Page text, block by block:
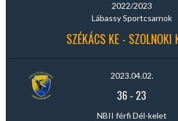
2022/2023
Lábassy Sportcsarnok
SZÉKÁCS KE - SZOLNOKI
2023.04.02.
36 - 23
NBII férfi Dél-kelet